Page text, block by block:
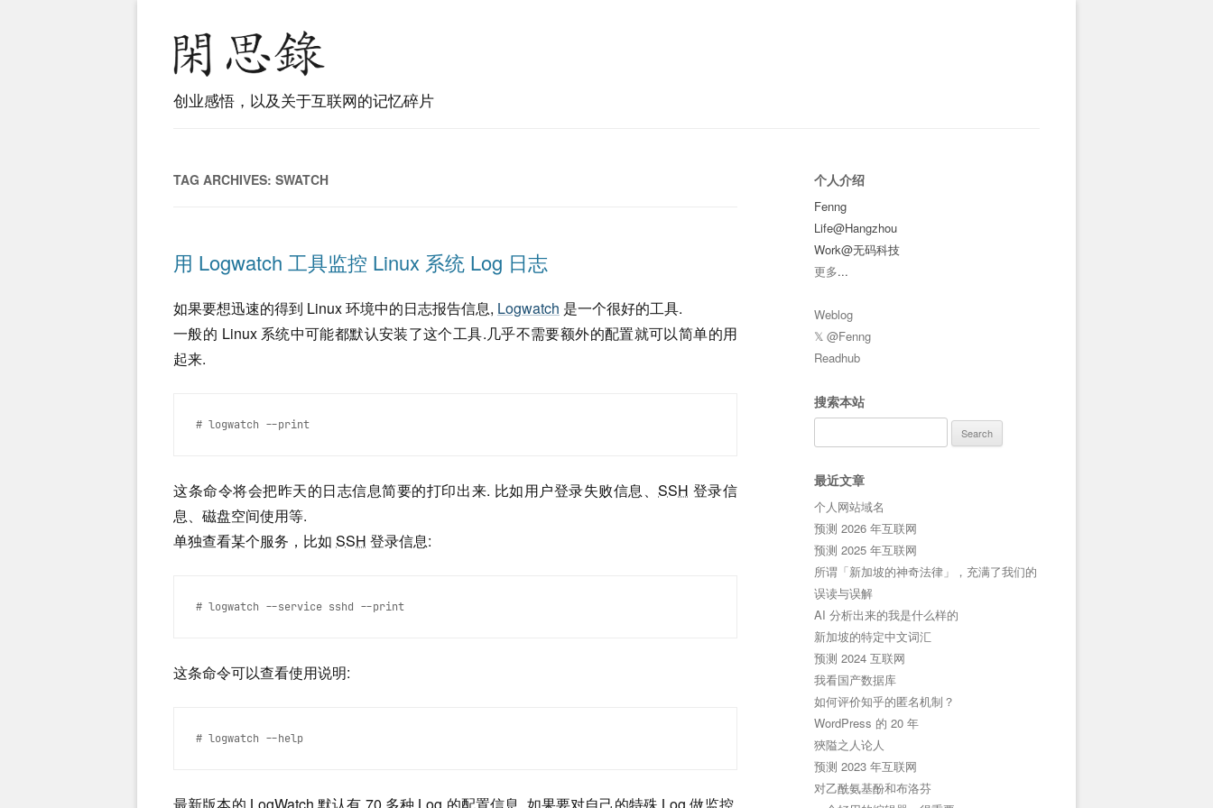
创业感悟，以及关于互联网的记忆碎片
TAG ARCHIVES: SWATCH
用 Logwatch 工具监控 Linux 系统 Log 日志
如果要想迅速的得到 Linux 环境中的日志报告信息, Logwatch 是一个很好的工具.
一般的 Linux 系统中可能都默认安装了这个工具.几乎不需要额外的配置就可以简单的用
起来.
# logwatch --print
这条命令将会把昨天的日志信息简要的打印出来. 比如用户登录失败信息、SSH 登录信
息、磁盘空间使用等.
单独查看某个服务，比如 SSH 登录信息:
# logwatch --service sshd --print
这条命令可以查看使用说明:
# logwatch --help
个人介绍
Fenng
Life@Hangzhou
Work@无码科技
更多...
Weblog
𝕏 @Fenng
Readhub
搜索本站
for:
最近文章
个人网站域名
预测 2026 年互联网
预测 2025 年互联网
所谓「新加坡的神奇法律」，充满了我们的
误读与误解
AI 分析出来的我是什么样的
新加坡的特定中文词汇
预测 2024 互联网
我看国产数据库
如何评价知乎的匿名机制？
WordPress 的 20 年
狹隘之人论人
预测 2023 年互联网
对乙酰氨基酚和布洛芬